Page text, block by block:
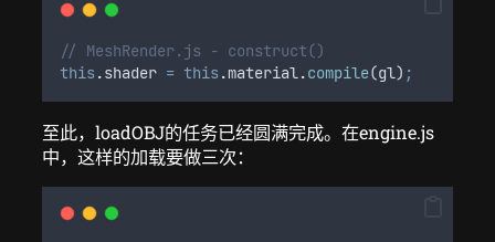
// MeshRender.js - construct()
this.shader = this.material.compile(gl) ;
至此，loadOBJ的任务已经圆满完成。在engine.js
中，这样的加载要做三次：